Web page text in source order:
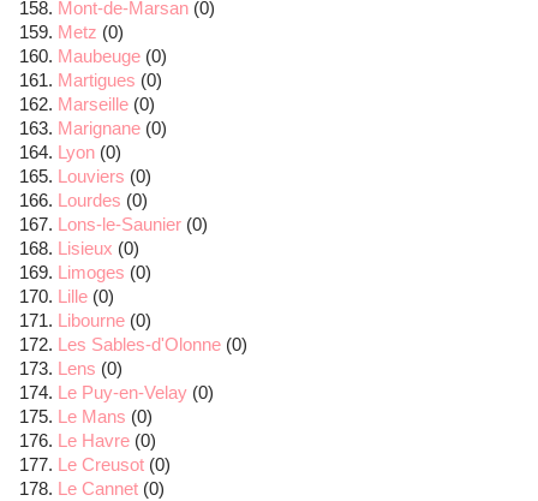
Mont-de-Marsan (0)
Metz (0)
Maubeuge (0)
Martigues (0)
Marseille (0)
Marignane (0)
Lyon (0)
Louviers (0)
Lourdes (0)
Lons-le-Saunier (0)
Lisieux (0)
Limoges (0)
Lille (0)
Libourne (0)
Les Sables-d'Olonne (0)
Lens (0)
Le Puy-en-Velay (0)
Le Mans (0)
Le Havre (0)
Le Creusot (0)
Le Cannet (0)